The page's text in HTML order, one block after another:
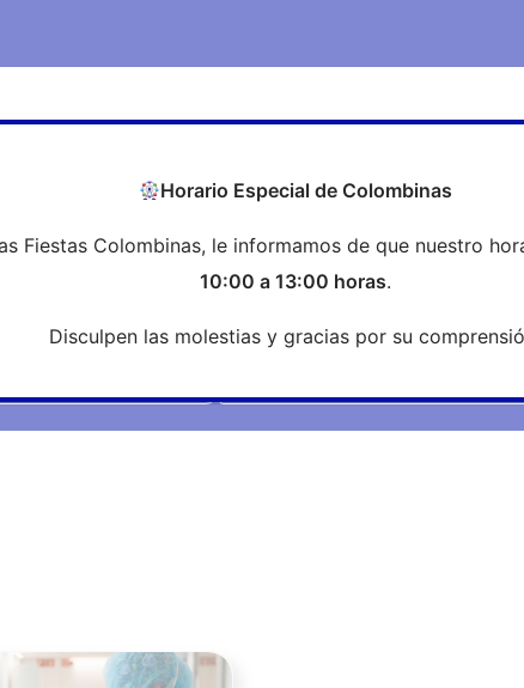
Noticias
Ver noticia
Horario Especial de Colombinas
Fiestas Colombinas, le informamos de que nuestro
10:00 a 13:00 horas.
Disculpen las molestias y gracias por su